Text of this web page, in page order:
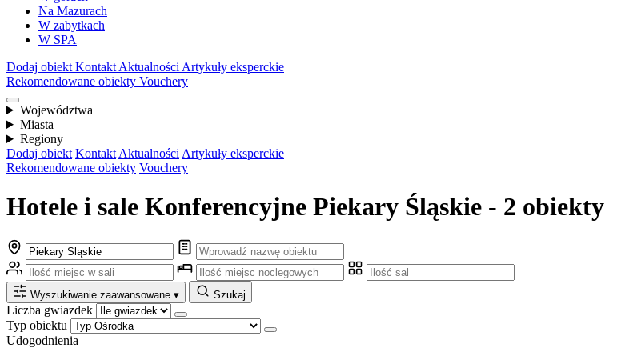
Na Mazurach
W zabytkach
W SPA
Dodaj obiekt Kontakt Aktualności Artykuły eksperckie
Rekomendowane obiekty Vouchery
Województwa
Miasta
Regiony
Dodaj obiekt Kontakt Aktualności Artykuły eksperckie
Rekomendowane obiekty Vouchery
Hotele i sale Konferencyjne Piekary Śląskie - 2 obiekty
Wyszukiwanie zaawansowane ▾ Szukaj
Liczba gwiazdek
Typ obiektu
Udogodnienia